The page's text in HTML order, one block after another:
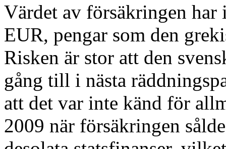
Värdet av försäkringen
EUR, pengar som den
Risken är stor att den
gång till i nästa
att det var inte känd för
2009 när försäkringen